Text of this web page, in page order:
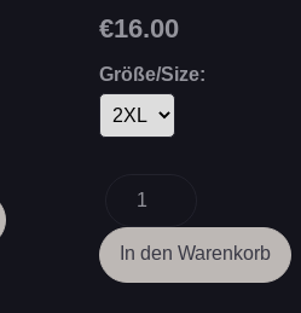
€16.00
Größe/Size: